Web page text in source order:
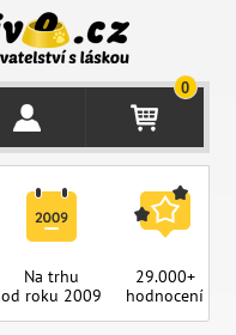
0
Na trhu
od roku 2009
29.000+
hodnocení